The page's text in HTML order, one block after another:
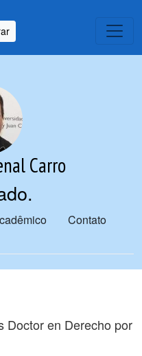
Carro
.
Contato
Doctor en Derecho por